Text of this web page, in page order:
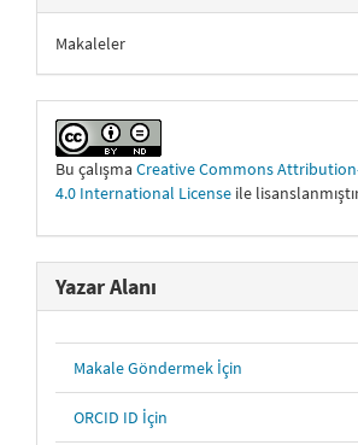
Makaleler
Bu çalışma Creative Commons
4.0 International License ile
Yazar Alanı
Makale Göndermek İçin
ORCID ID İçin